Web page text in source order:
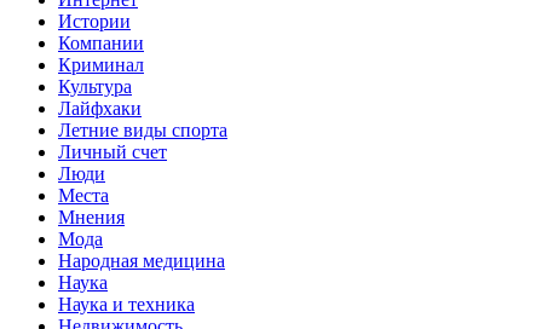
Истории
Компании
Криминал
Культура
Лайфхаки
Летние виды спорта
Личный счет
Люди
Места
Мнения
Мода
Народная медицина
Наука
Наука и техника